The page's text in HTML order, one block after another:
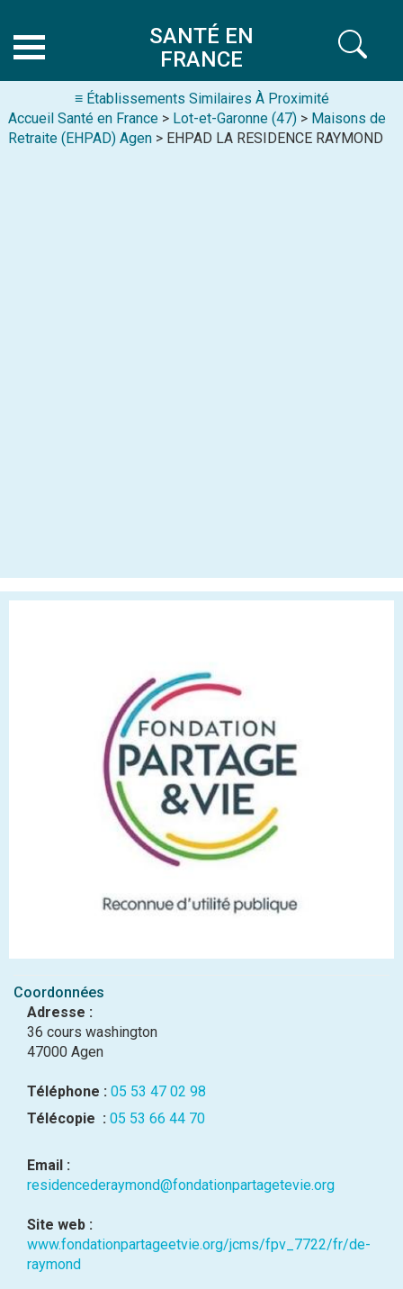
SANTÉ EN
FRANCE
≡ Établissements Similaires À Proximité
Accueil Santé en France > Lot-et-Garonne (47) > Maisons de
Retraite (EHPAD) Agen > EHPAD LA RESIDENCE RAYMOND
Coordonnées
Adresse :
36 cours washington
47000 Agen
Téléphone : 05 53 47 02 98
Télécopie : 05 53 66 44 70
Email :
residencederaymond@fondationpartagetevie.org
Site web :
www.fondationpartageetvie.org/jcms/fpv_7722/fr/de-
raymond